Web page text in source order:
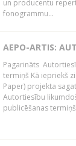
un producentu
fonogrammu...
AEPO-ARTIS:
Pagarināts
termiņš Kā iepriekš
Paper) projekta
Autortiesību
publicēšanas